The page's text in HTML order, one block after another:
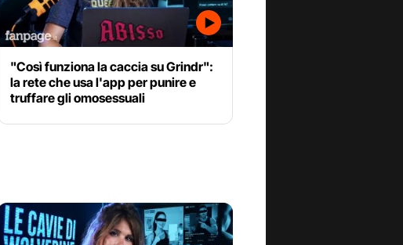
"Così funziona la caccia su Grindr":
la rete che usa l'app per punire e
truffare gli omosessuali